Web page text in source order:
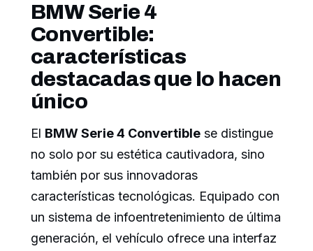
BMW Serie 4
Convertible:
características
destacadas que lo hacen
único
El BMW Serie 4 Convertible se distingue
no solo por su estética cautivadora, sino
también por sus innovadoras
características tecnológicas. Equipado con
un sistema de infoentretenimiento de última
generación, el vehículo ofrece una interfaz